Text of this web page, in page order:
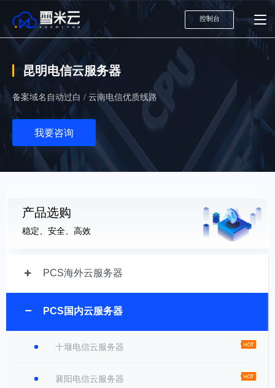
控制台
昆明电信云服务器
备案域名自动过白 / 云南电信优质线路
我要咨询
产品选购
稳定、安全、高效
PCS海外云服务器
PCS国内云服务器
十堰电信云服务器
襄阳电信云服务器